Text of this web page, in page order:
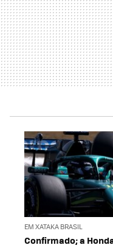
EM XATAKA BRASIL
Confirmado; a